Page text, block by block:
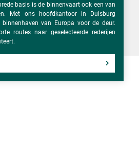
basis is de binnenvaart ook een van
Met ons hoofdkantoor in Duisburg
van Europa voor de deur.
routes naar geselecteerde rederijen